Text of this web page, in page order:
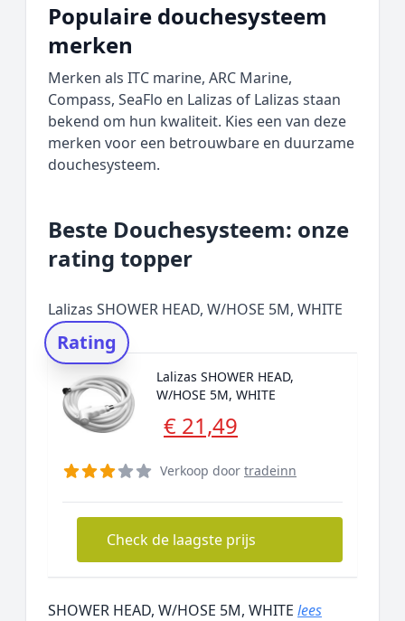
Populaire douchesysteem
merken
Merken als ITC marine, ARC Marine,
Compass, SeaFlo en Lalizas of Lalizas staan
bekend om hun kwaliteit. Kies een van deze
merken voor een betrouwbare en duurzame
douchesysteem.
Beste Douchesysteem: onze
rating topper
Lalizas SHOWER HEAD, W/HOSE 5M, WHITE
Rating
Lalizas SHOWER HEAD,
W/HOSE 5M, WHITE
€ 21,49
Verkoop door tradeinn
Check de laagste prijs
SHOWER HEAD, W/HOSE 5M, WHITE lees